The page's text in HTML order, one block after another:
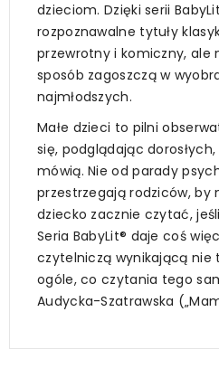
dzieciom. Dzięki serii
rozpoznawalne tytuły
przewrotny i komiczny, ale
sposób zagoszczą w
najmłodszych.
Małe dzieci to pilni
się, podglądając
mówią. Nie od parady
przestrzegają rodziców, by
dziecko zacznie czytać,
Seria BabyLit® daje coś
czytelniczą wynikającą nie
ogóle, co czytania tego
Audycka-Szatrawska